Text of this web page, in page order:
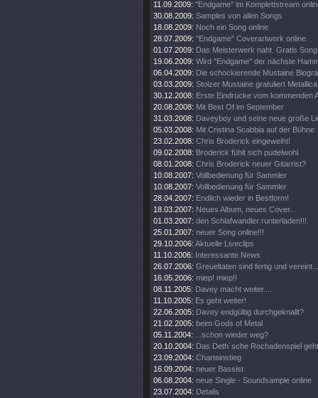
11.09.2009: "Endgame" im Komplettstream
30.08.2009: Samples von allen Songs
18.08.2009: Noch ein Song online
28.07.2009: "Endgame" Coverartwork online.
01.07.2009: Das Meisterwerk naht. Gratis
19.06.2009: Wird "Endgame" der nächste
06.04.2009: Die schockierende Mustaine
03.03.2009: Stolzer Mustaine gratuliert
30.12.2008: Erste Eindrücke vom kommenden
20.08.2008: Mit Best Of im September
31.03.2008: Daveyboy und seine neue große
05.03.2008: Mit Cristina Scabbia auf der Bühne
23.02.2008: Chris Broderick eingeweiht!
09.02.2008: Broderick fühlt sich pudelwohl
08.01.2008: Chris Broderick neuer Gitarrist?
10.08.2007: Vollbedienung für Sammler
10.08.2007: Vollbedienung für Sammler
28.04.2007: Endlich wieder in Bestform!
18.03.2007: Neues Album, neues Cover...
01.03.2007: den Schlafwandler runterladen!!!
25.01.2007: neuer Song online!!!
29.10.2006: Aktuelle Liveclips
11.10.2006: Interessante News
26.07.2006: Greueltaten sind fertig und vereint...
16.05.2006: miep! miep!!
08.11.2005: Davey macht weiter....
11.10.2005: Es geht weiter!
22.06.2005: Davey endgültig durchgeknallt?
21.02.2005: beim Gods of Metal
05.11.2004:
...schon wieder weg?
20.10.2004: Das Deth´sche Rochadenspiel
23.09.2004: Charteinstieg
16.09.2004: neuer Bassist
06.08.2004: neue Single - Soundsample online
23.07.2004: Details